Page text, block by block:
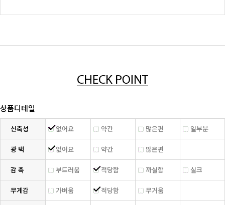
상품디테일
신축성 없어요 약간 많은편 일부분
광 택 없어요 약간 많은편
감 촉 부드러움 적당함 까실함 실크
무게감 가벼움 적당함 무거움